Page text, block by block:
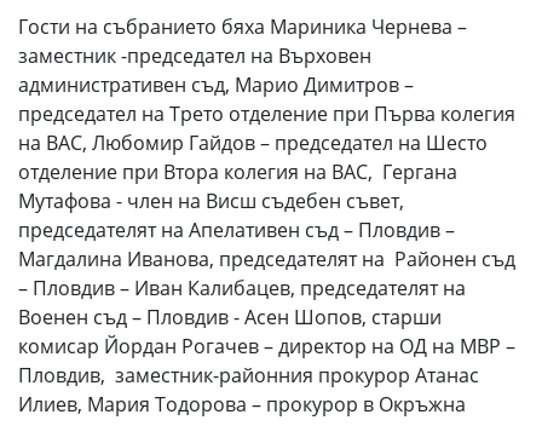
Гости на събранието бяха Мариника Чернева –
заместник -председател на Върховен
административен съд, Марио Димитров –
председател на Трето отделение при Първа колегия
на ВАС, Любомир Гайдов – председател на Шесто
отделение при Втора колегия на ВАС, Гергана
Мутафова - член на Висш съдебен съвет,
председателят на Апелативен съд – Пловдив –
Магдалина Иванова, председателят на Районен съд
– Пловдив – Иван Калибацев, председателят на
Военен съд – Пловдив - Асен Шопов, старши
комисар Йордан Рогачев – директор на ОД на МВР –
Пловдив, заместник-районния прокурор Атанас
Илиев, Мария Тодорова – прокурор в Окръжна